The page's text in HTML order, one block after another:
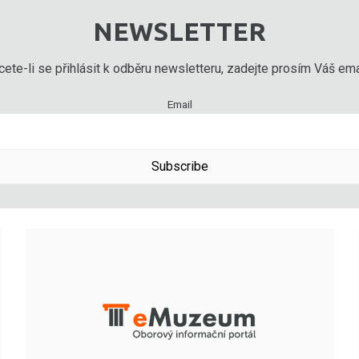
NEWSLETTER
li se přihlásit k odběru newsletteru, zadejte prosím Váš
Email
Subscribe